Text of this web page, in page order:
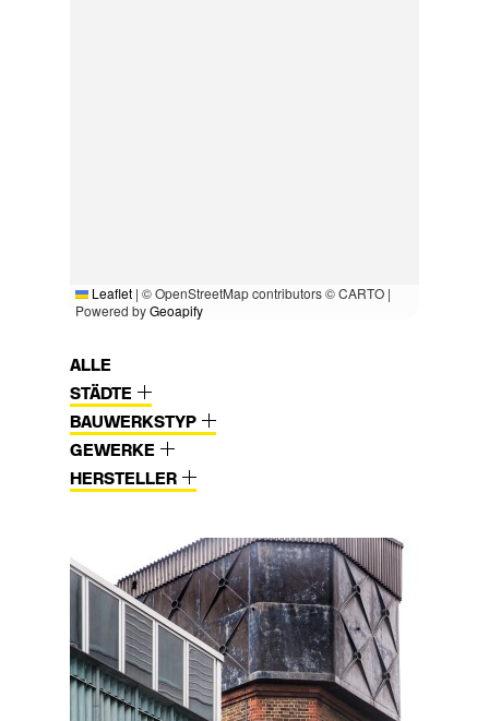
Leaflet | © OpenStreetMap contributors © CARTO |
Powered byGeoapify
ALLE
STÄDTE
BAUWERKSTYP
GEWERKE
HERSTELLER